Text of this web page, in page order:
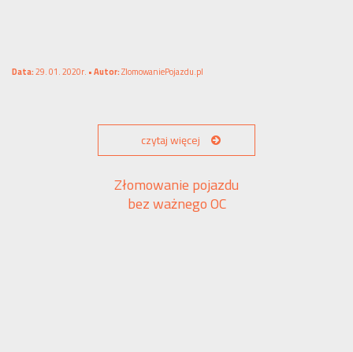
Data:29. 01. 2020r. •Autor:ZlomowaniePojazdu.pl
czytaj więcej
Złomowanie pojazdu
bez ważnego OC